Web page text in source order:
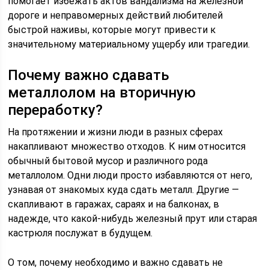
дороге и неправомерных действий любителей
быстрой наживы, которые могут привести к
значительному материальному ущербу или трагедии.
Почему важно сдавать
металлолом на вторичную
переработку?
На протяжении и жизни люди в разных сферах
накапливают множество отходов. К ним относится
обычный бытовой мусор и различного рода
металлолом. Одни люди просто избавляются от него,
узнавая от знакомых куда сдать металл. Другие —
скапливают в гаражах, сараях и на балконах, в
надежде, что какой-нибудь железный прут или старая
кастрюля послужат в будущем.
О том, почему необходимо и важно сдавать не